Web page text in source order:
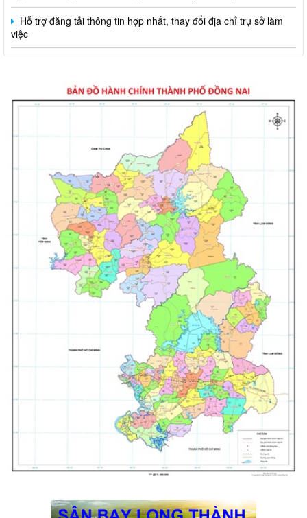
Công khai thông tin vi phạm pháp luật trong lĩnh vực đất đai, tại
phường Hố Nai